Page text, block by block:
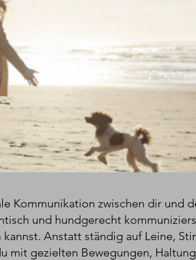
Kommunikation zwischen dir und
und hundgerecht
Anstatt ständig auf Leine,
mit gezielten Bewegungen,